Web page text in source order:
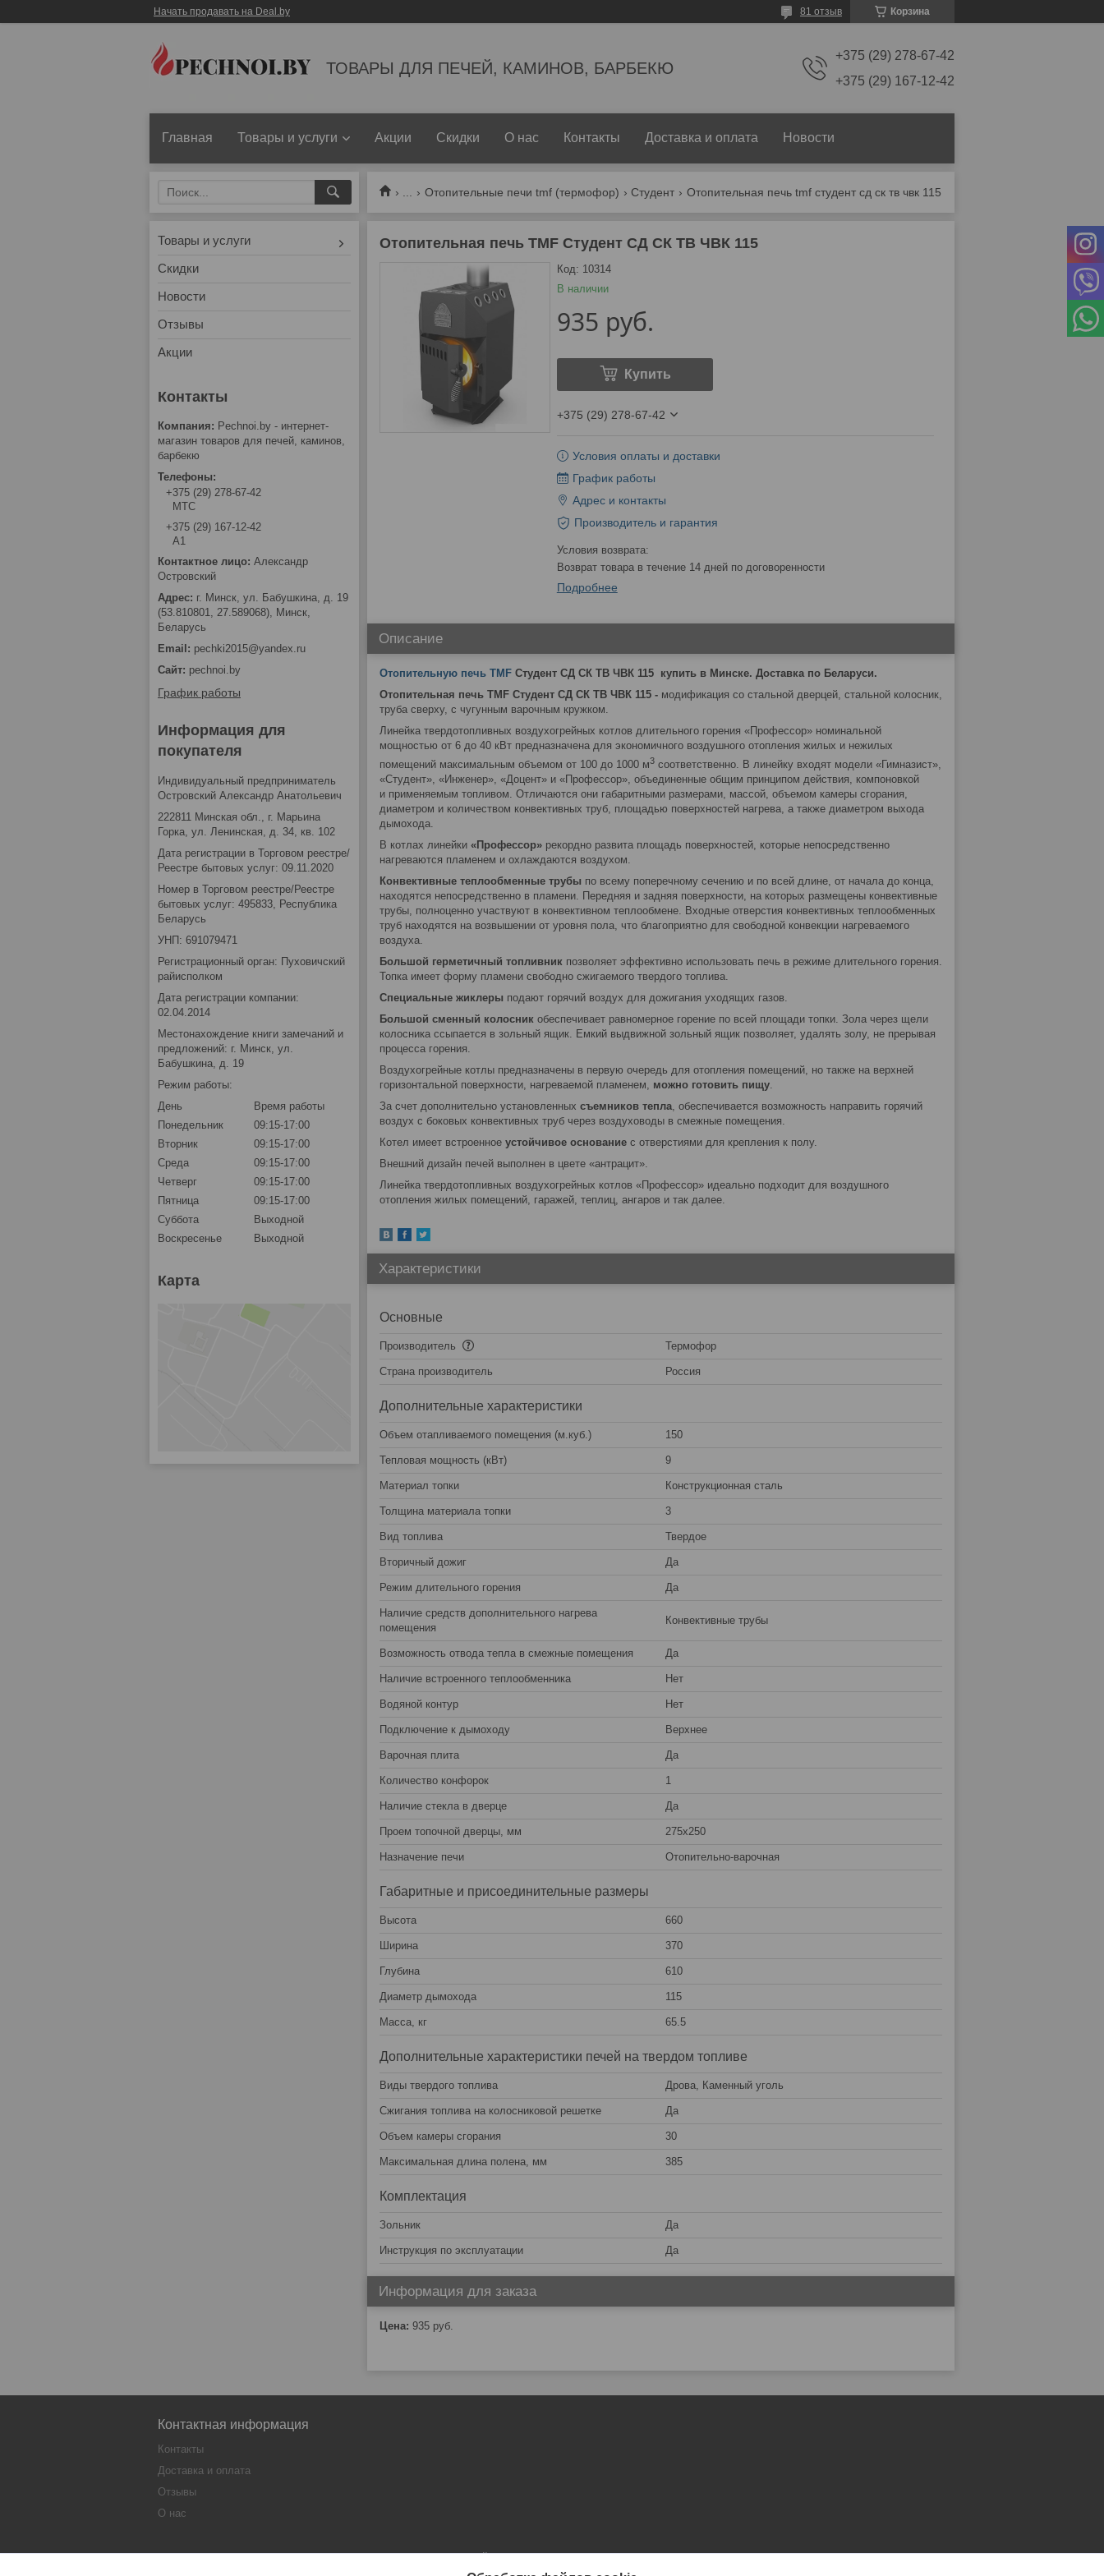
Начать продавать на Deal.by Корзина
81 отзыв
ТОВАРЫ ДЛЯ ПЕЧЕЙ, КАМИНОВ, БАРБЕКЮ
+375 (29) 278-67-42
+375 (29) 167-12-42
Главная Товары и услуги Акции Скидки О нас Контакты Доставка и оплата Новости
Отопительные печи tmf (термофор) Студент Отопительная печь tmf студент сд ск тв чвк 115
Отопительная печь TMF Студент СД СК ТВ ЧВК 115
В наличии
Код: 10314
935 руб.
Купить
+375 (29) 278-67-42
Условия оплаты и доставки
График работы
Адрес и контакты
Производитель и гарантия
возврат товара в течение 14 дней по договоренности
Подробнее
Описание
Отопительную печь TMF Студент СД СК ТВ ЧВК 115 купить в Минске. Доставка по Беларуси.
Отопительная печь TMF Студент СД СК ТВ ЧВК 115 - модификация со стальной дверцей, стальной колосник,
труба сверху, с чугунным варочным кружком.
Линейка твердотопливных воздухогрейных котлов длительного горения «Профессор» номинальной
мощностью от 6 до 40 кВт предназначена для экономичного воздушного отопления жилых и нежилых
помещений максимальным объемом от 100 до 1000 м3 соответственно. В линейку входят модели «Гимназист»,
«Студент», «Инженер», «Доцент» и «Профессор», объединенные общим принципом действия, компоновкой
и применяемым топливом. Отличаются они габаритными размерами, массой, объемом камеры сгорания,
диаметром и количеством конвективных труб, площадью поверхностей нагрева, а также диаметром выхода
дымохода.
В котлах линейки «Профессор» рекордно развита площадь поверхностей, которые непосредственно
нагреваются пламенем и охлаждаются воздухом.
Конвективные теплообменные трубы по всему поперечному сечению и по всей длине, от начала до конца,
находятся непосредственно в пламени. Передняя и задняя поверхности, на которых размещены конвективные
трубы, полноценно участвуют в конвективном теплообмене. Входные отверстия конвективных теплообменных
труб находятся на возвышении от уровня пола, что благоприятно для свободной конвекции нагреваемого
воздуха.
Большой герметичный топливник позволяет эффективно использовать печь в режиме длительного горения.
Топка имеет форму пламени свободно сжигаемого твердого топлива.
Специальные жиклеры подают горячий воздух для дожигания уходящих газов.
Большой сменный колосник обеспечивает равномерное горение по всей площади топки. Зола через щели
колосника ссыпается в зольный ящик. Емкий выдвижной зольный ящик позволяет, удалять золу, не прерывая
процесса горения.
Воздухогрейные котлы предназначены в первую очередь для отопления помещений, но также на верхней
горизонтальной поверхности, нагреваемой пламенем, можно готовить пищу.
За счет дополнительно установленных съемников тепла, обеспечивается возможность направить горячий
воздух с боковых конвективных труб через воздуховоды в смежные помещения.
Котел имеет встроенное устойчивое основание с отверстиями для крепления к полу.
Внешний дизайн печей выполнен в цвете «антрацит».
Линейка твердотопливных воздухогрейных котлов «Профессор» идеально подходит для воздушного
отопления жилых помещений, гаражей, теплиц, ангаров и так далее.
Характеристики
Основные
Производитель Термофор
Страна производитель Россия
Дополнительные характеристики
Объем отапливаемого помещения (м.куб.) 150
Тепловая мощность (кВт) 9
Материал топки Конструкционная сталь
Толщина материала топки 3
Вид топлива Твердое
Вторичный дожиг Да
Режим длительного горения Да
Наличие средств дополнительного нагрева
помещения
Конвективные трубы
Возможность отвода тепла в смежные помещения Да
Наличие встроенного теплообменника Нет
Водяной контур Нет
Подключение к дымоходу Верхнее
Варочная плита Да
Количество конфорок 1
Наличие стекла в дверце Да
Проем топочной дверцы, мм 275х250
Назначение печи Отопительно-варочная
Габаритные и присоединительные размеры
Высота 660
Ширина 370
Глубина 610
Диаметр дымохода 115
Масса, кг 65.5
Дополнительные характеристики печей на твердом топливе
Виды твердого топлива Дрова, Каменный уголь
Сжигания топлива на колосниковой решетке Да
Объем камеры сгорания 30
Максимальная длина полена, мм 385
Комплектация
Зольник Да
Инструкция по эксплуатации Да
Информация для заказа
Цена: 935 руб.
Товары и услуги
Скидки
Новости
Отзывы
Акции
Pechnoi.by - интернет-
магазин товаров для печей, каминов,
барбекю
+375 (29) 278-67-42
МТС
+375 (29) 167-12-42
А1
Александр
Островский
г. Минск, ул. Бабушкина, д. 19
(53.810801, 27.589068), Минск,
Беларусь
pechki2015@yandex.ru
pechnoi.by
График работы
Информация для
покупателя
Индивидуальный предприниматель
Островский Александр Анатольевич
222811 Минская обл., г. Марьина
Горка, ул. Ленинская, д. 34, кв. 102
Дата регистрации в Торговом реестре/
Реестре бытовых услуг: 09.11.2020
Номер в Торговом реестре/Реестре
бытовых услуг: 495833, Республика
Беларусь
УНП: 691079471
Регистрационный орган: Пуховичский
райисполком
Дата регистрации компании:
02.04.2014
Местонахождение книги замечаний и
предложений: г. Минск, ул.
Бабушкина, д. 19
Режим работы:
День
Время работы
Понедельник
09:15-17:00
Вторник
09:15-17:00
Среда
09:15-17:00
Четверг
09:15-17:00
Пятница
09:15-17:00
Суббота
Выходной
Воскресенье
Выходной
Карта
Контактная информация
Контакты
Доставка и оплата
Отзывы
О нас
Сайт создан на платформе Deal.by
Политика обработки файлов cookies